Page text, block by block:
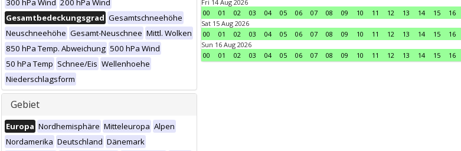
300 hPa Wind 200 hPa Wind
Gesamtbedeckungsgrad Gesamtschneehöhe
Neuschneehöhe Gesamt-Neuschnee Mittl. Wolken
850 hPa Temp. Abweichung 500 hPa Wind
50 hPa Temp Schnee/Eis Wellenhoehe
Niederschlagsform
Gebiet
Europa Nordhemisphäre Mitteleuropa Alpen
Nordamerika Deutschland Dänemark
Fri 14 Aug 2026
00
01 02 03 04 05 06 07 08 09 10 11 12 13 14 15 16
Sat 15 Aug 2026
00
01 02 03 04 05 06 07 08 09 10 11 12 13 14 15 16
Sun 16 Aug 2026
00
01 02 03 04 05 06 07 08 09 10 11 12 13 14 15 16